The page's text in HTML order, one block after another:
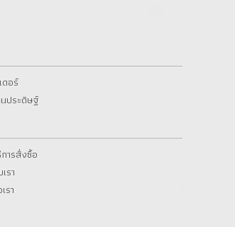
ดอร์
ประดิษฐ์
ารสั่งซื้อ
รา
รา